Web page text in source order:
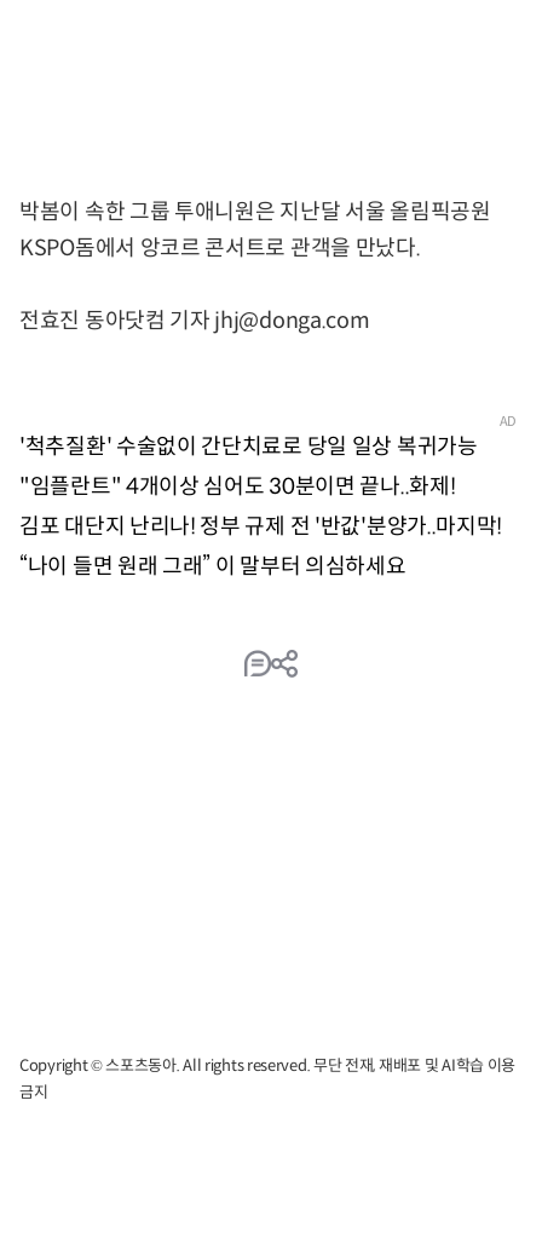
박봄이 속한 그룹 투애니원은 지난달 서울 올림픽공원
KSPO돔에서 앙코르 콘서트로 관객을 만났다.
전효진 동아닷컴 기자 jhj@donga.com
Copyright © 스포츠동아. All rights reserved. 무단 전재, 재배포 및 AI학습 이용
금지